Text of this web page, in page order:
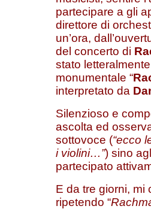
partecipare a gli
direttore di
un’ora,
del concerto di
stato
monumentale “
interpretato da
Silenzioso e
ascolta ed
sottovoce (“ecco
i violini…”) sino
partecipato
E da tre giorni, mi
ripetendo “